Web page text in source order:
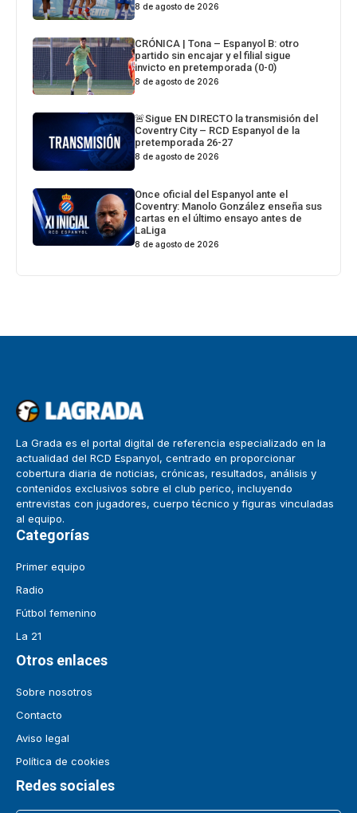
8 de agosto de 2026
CRÓNICA | Tona – Espanyol B: otro
partido sin encajar y el filial sigue
invicto en pretemporada (0-0)
8 de agosto de 2026
🚨Sigue EN DIRECTO la transmisión del
Coventry City – RCD Espanyol de la
pretemporada 26-27
8 de agosto de 2026
Once oficial del Espanyol ante el
Coventry: Manolo González enseña sus
cartas en el último ensayo antes de
LaLiga
8 de agosto de 2026
La Grada es el portal digital de referencia especializado en la
actualidad del RCD Espanyol, centrado en proporcionar
cobertura diaria de noticias, crónicas, resultados, análisis y
contenidos exclusivos sobre el club perico, incluyendo
entrevistas con jugadores, cuerpo técnico y figuras vinculadas
al equipo.
Categorías
Primer equipo
Radio
Fútbol femenino
La 21
Otros enlaces
Sobre nosotros
Contacto
Aviso legal
Política de cookies
Redes sociales